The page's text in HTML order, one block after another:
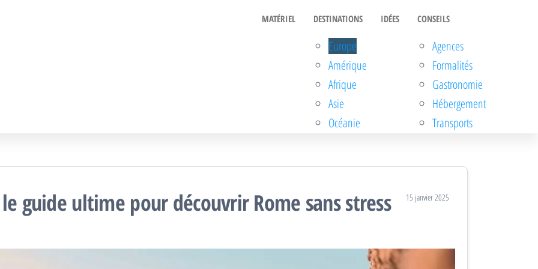
MATÉRIEL DESTINATIONS
Europe
Amérique
Afrique
Asie
Océanie
IDÉES CONSEILS
Agences
Formalités
Gastronomie
Hébergement
Transports
15 janvier 2025
le guide ultime pour découvrir Rome sans stress